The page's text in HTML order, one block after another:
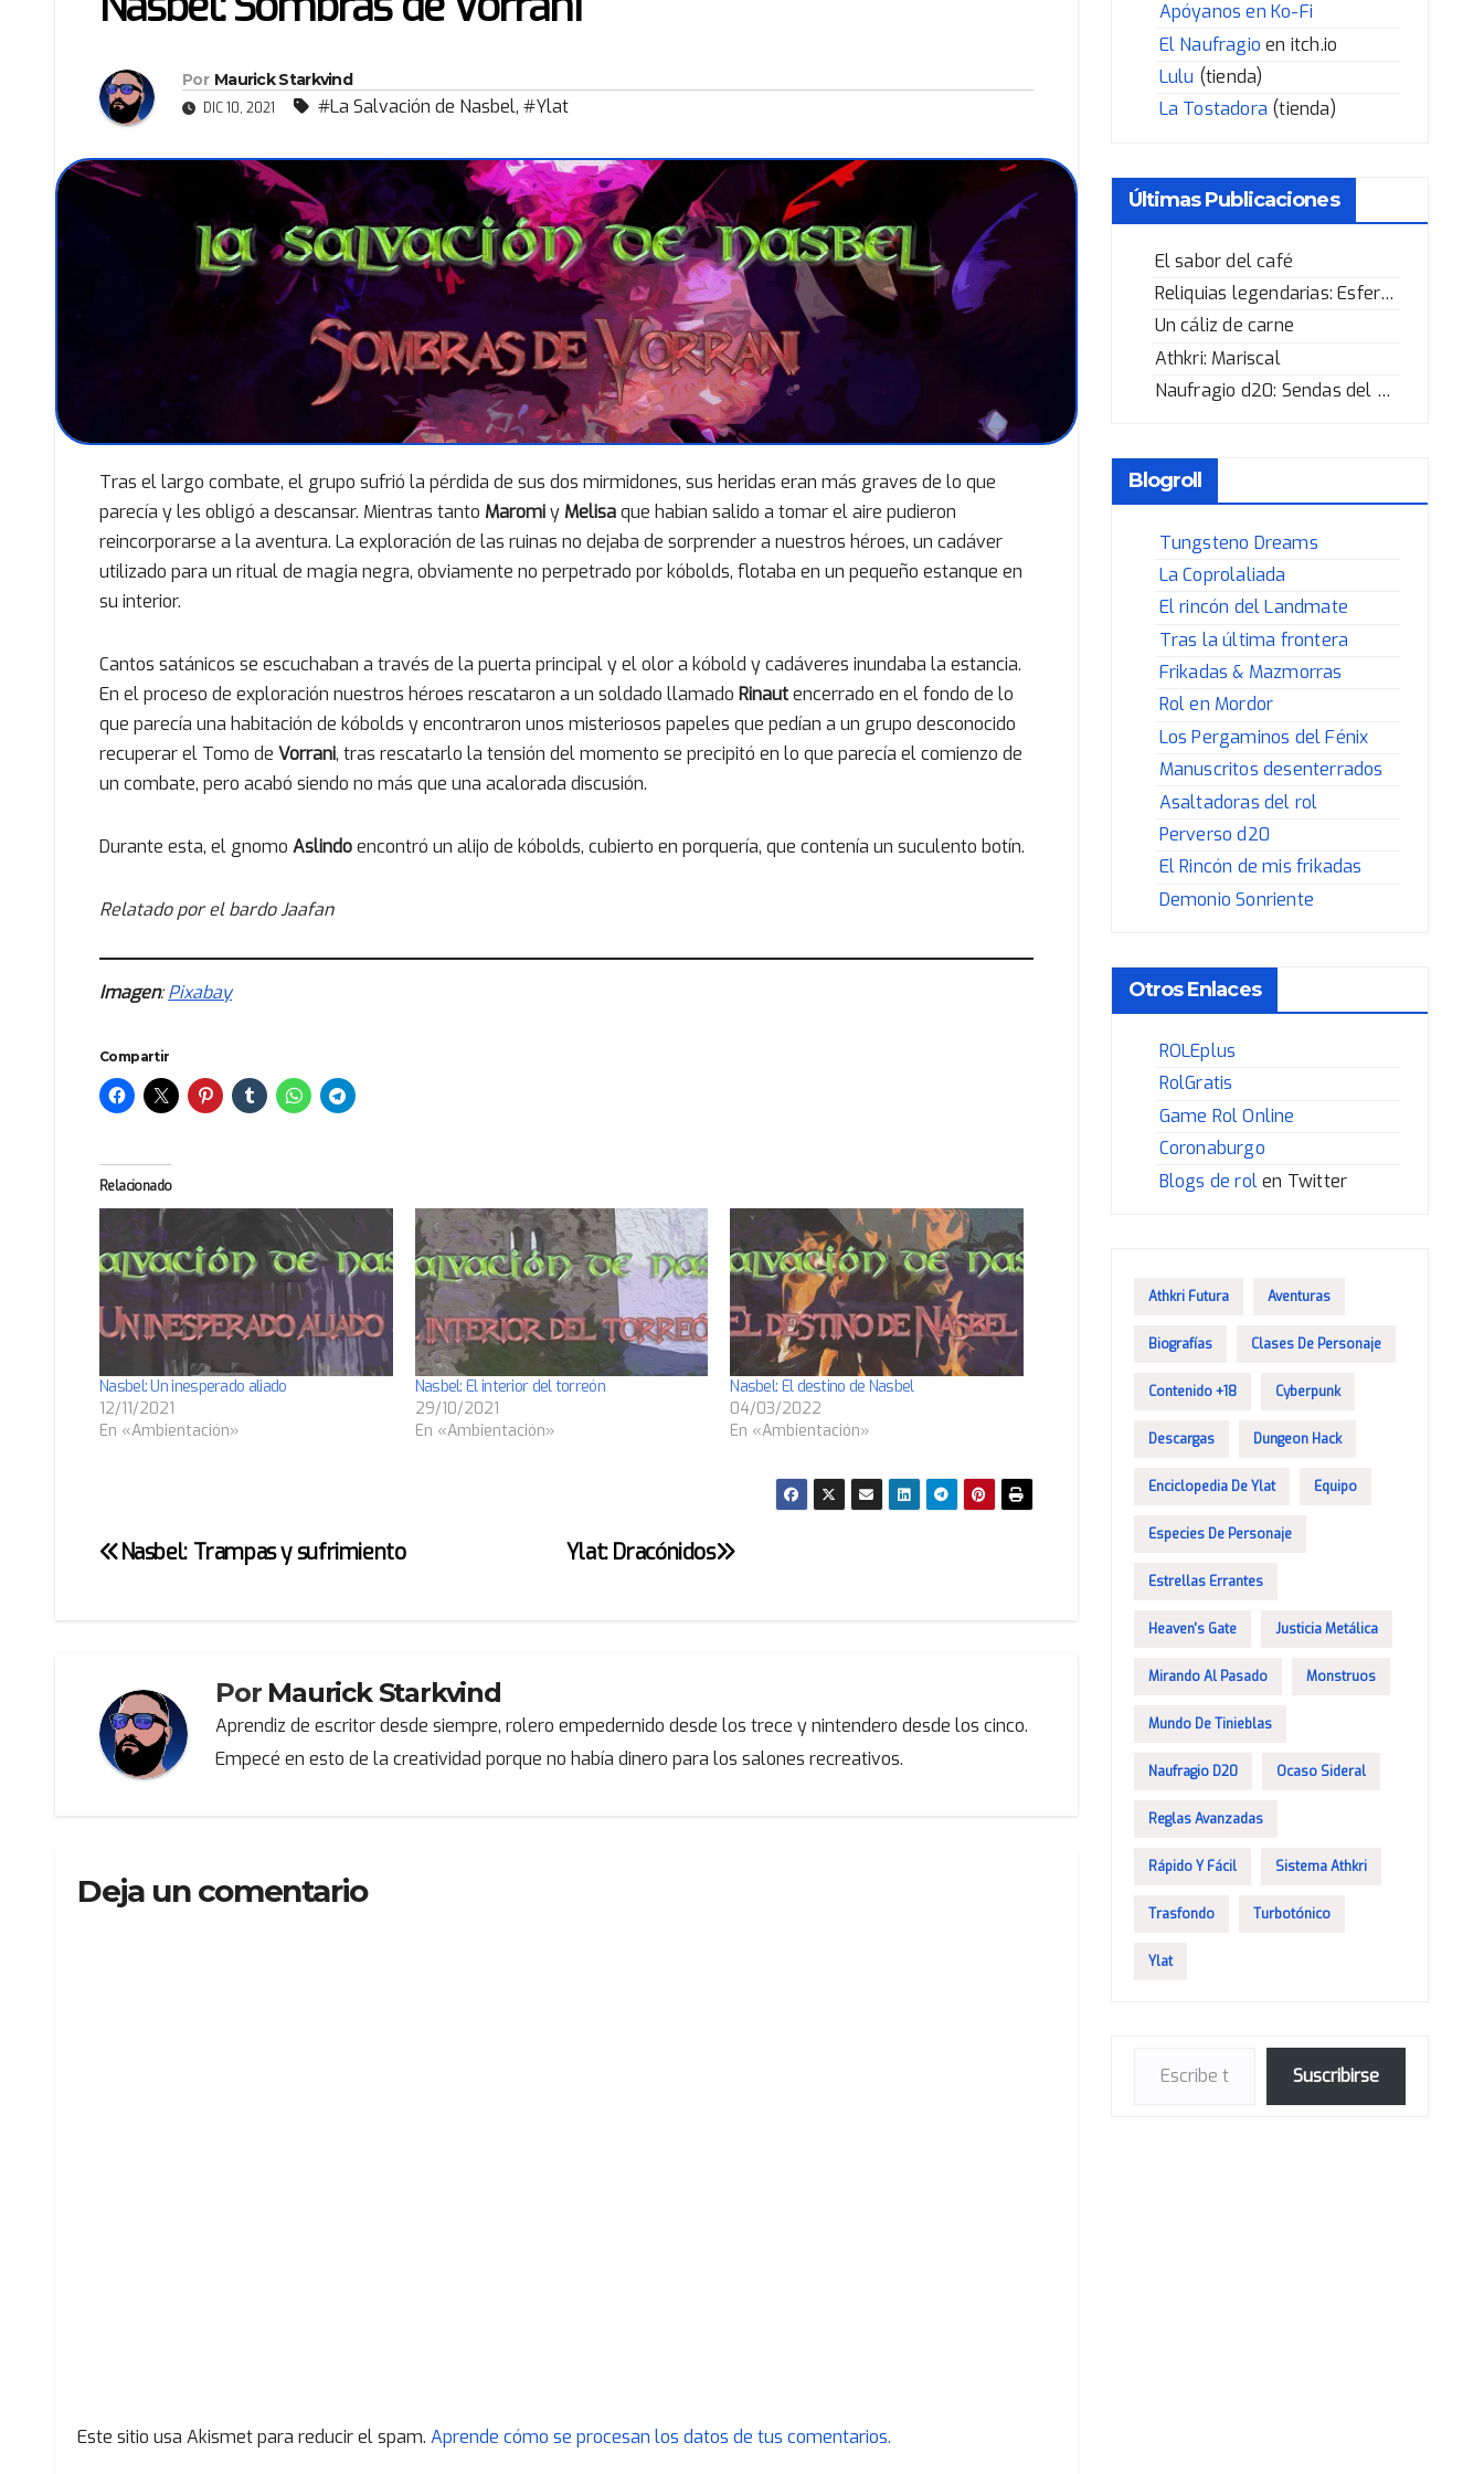
Por Maurick Starkvind
DIC 10, 2021 #La Salvación de Nasbel, #Ylat
Tras el largo combate, el grupo sufrió la pérdida de sus dos mirmidones, sus heridas eran más graves de lo que
parecía y les obligó a descansar. Mientras tanto Maromiy Melisaque habian salido a tomar el aire pudieron
reincorporarse a la aventura. La exploración de las ruinas no dejaba de sorprender a nuestros héroes, un cadáver
utilizado para un ritual de magia negra, obviamente no perpetrado por kóbolds, flotaba en un pequeño estanque en
su interior.
Cantos satánicos se escuchaban a través de la puerta principal y el olor a kóbold y cadáveres inundaba la estancia.
En el proceso de exploración nuestros héroes rescataron a un soldado llamado Rinautencerrado en el fondo de lo
que parecía una habitación de kóbolds y encontraron unos misteriosos papeles que pedían a un grupo desconocido
recuperar el Tomo de Vorrani, tras rescatarlo la tensión del momento se precipitó en lo que parecía el comienzo de
un combate, pero acabó siendo no más que una acalorada discusión.
Durante esta, el gnomo Aslindoencontró un alijo de kóbolds, cubierto en porquería, que contenía un suculento botín.
Relatado por el bardo Jaafan
Imagen:Pixabay
Compartir
Relacionado
Nasbel: Un inesperado aliado
12/11/2021
En «Ambientación»
Nasbel: El interior del torreón
29/10/2021
En «Ambientación»
Nasbel: El destino de Nasbel
04/03/2022
En «Ambientación»
Navegación
Ylat: Dracónidos
Nasbel: Trampas y sufrimiento
Por Maurick Starkvind
Aprendiz de escritor desde siempre, rolero empedernido desde los trece y nintendero desde los cinco.
Empecé en esto de la creatividad porque no había dinero para los salones recreativos.
Deja un comentario
Este sitio usa Akismet para reducir el spam. Aprende cómo se procesan los datos de tus comentarios.
Apóyanos en Ko-Fi
El Naufragio en itch.io
Lulu (tienda)
La Tostadora (tienda)
Últimas Publicaciones
El sabor del café
Reliquias legendarias: Esfera de los Corazones Rotos
Un cáliz de carne
Athkri: Mariscal
Naufragio d20: Sendas del Héroe
Blogroll
Tungsteno Dreams
La Coprolaliada
El rincón del Landmate
Tras la última frontera
Frikadas & Mazmorras
Rol en Mordor
Los Pergaminos del Fénix
Manuscritos desenterrados
Asaltadoras del rol
Perverso d20
El Rincón de mis frikadas
Demonio Sonriente
Otros Enlaces
ROLEplus
RolGratis
Game Rol Online
Coronaburgo
Blogs de rolen Twitter
Athkri Futura Aventuras
Biografías Clases De Personaje
Contenido +18 Cyberpunk
Descargas Dungeon Hack
Enciclopedia De Ylat Equipo
Especies De Personaje
Estrellas Errantes
Heaven's Gate Justicia Metálica
Mirando Al Pasado Monstruos
Mundo De Tinieblas
Naufragio D20 Ocaso Sideral
Reglas Avanzadas
Rápido Y Fácil Sistema Athkri
Trasfondo Turbotónico
Ylat
Suscribirse